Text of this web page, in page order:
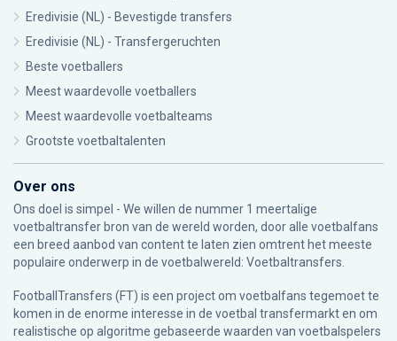
Eredivisie (NL) - Bevestigde transfers
Eredivisie (NL) - Transfergeruchten
Beste voetballers
Meest waardevolle voetballers
Meest waardevolle voetbalteams
Grootste voetbaltalenten
Over ons
Ons doel is simpel - We willen de nummer 1 meertalige
voetbaltransfer bron van de wereld worden, door alle voetbalfans
een breed aanbod van content te laten zien omtrent het meeste
populaire onderwerp in de voetbalwereld: Voetbaltransfers.
FootballTransfers (FT) is een project om voetbalfans tegemoet te
komen in de enorme interesse in de voetbal transfermarkt en om
realistische op algoritme gebaseerde waarden van voetbalspelers